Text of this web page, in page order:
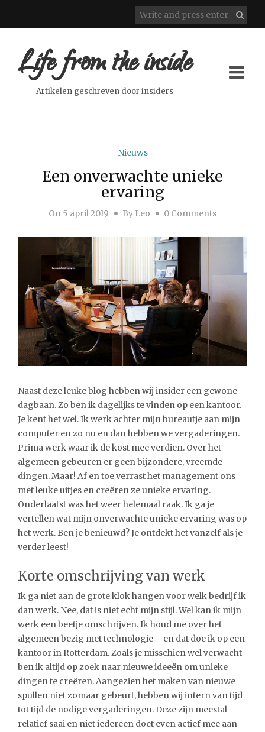
Life from the inside
Artikelen geschreven door insiders
Nieuws
Een onverwachte unieke
ervaring
On 5 april 2019 By Leo 0 Comments
Naast deze leuke blog hebben wij insider een gewone
dagbaan. Zo ben ik dagelijks te vinden op een kantoor.
Je kent het wel. Ik werk achter mijn bureautje aan mijn
computer en zo nu en dan hebben we vergaderingen.
Prima werk waar ik de kost mee verdien. Over het
algemeen gebeuren er geen bijzondere, vreemde
dingen. Maar! Af en toe verrast het management ons
met leuke uitjes en creëren ze unieke ervaring.
Onderlaatst was het weer helemaal raak. Ik ga je
vertellen wat mijn onverwachte unieke ervaring was op
het werk. Ben je benieuwd? Je ontdekt het vanzelf als je
verder leest!
Korte omschrijving van werk
Ik ga niet aan de grote klok hangen voor welk bedrijf ik
dan werk. Nee, dat is niet echt mijn stijl. Wel kan ik mijn
werk een beetje omschrijven. Ik houd me over het
algemeen bezig met technologie – en dat doe ik op een
kantoor in Rotterdam. Zoals je misschien wel verwacht
ben ik altijd op zoek naar nieuwe ideeën om unieke
dingen te creëren. Aangezien het maken van nieuwe
spullen niet zomaar gebeurt, hebben wij intern van tijd
tot tijd de nodige vergaderingen. Deze zijn meestal
relatief saai en niet iedereen doet even actief mee aan